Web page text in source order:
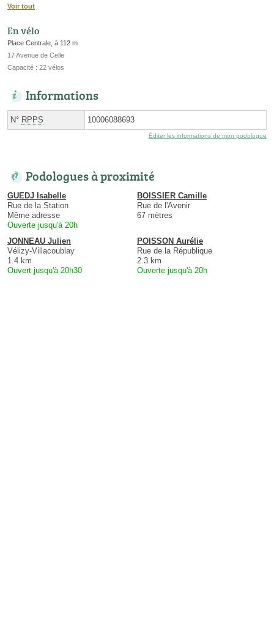
Voir tout
En vélo
Place Centrale, à 112 m
17 Avenue de Celle
Capacité : 22 vélos
Informations
N° RPPS 10006088693
Éditer les informations de mon podologue
Podologues à proximité
GUEDJ Isabelle
Rue de la Station
Même adresse
Ouverte jusqu'à 20h
BOISSIER Camille
Rue de l'Avenir
67 mètres
JONNEAU Julien
Vélizy-Villacoublay
1.4 km
Ouvert jusqu'à 20h30
POISSON Aurélie
Rue de la République
2.3 km
Ouverte jusqu'à 20h